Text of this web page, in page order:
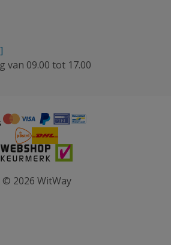
van 09.00 tot 17.00
© 2026 WitWay